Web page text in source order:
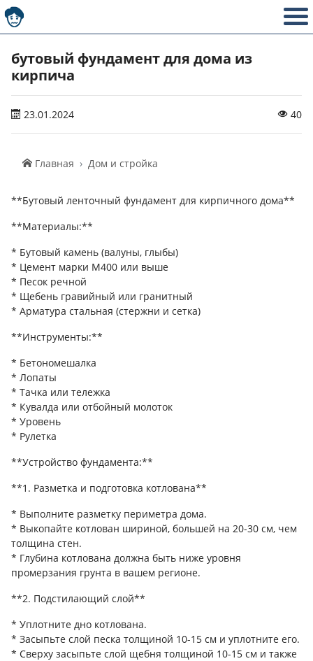
бутовый фундамент для дома из
кирпича
23.01.2024 40
Главная Дом и стройка
**Бутовый ленточный фундамент для кирпичного дома**
**Материалы:**
* Бутовый камень (валуны, глыбы)
* Цемент марки М400 или выше
* Песок речной
* Щебень гравийный или гранитный
* Арматура стальная (стержни и сетка)
**Инструменты:**
* Бетономешалка
* Лопаты
* Тачка или тележка
* Кувалда или отбойный молоток
* Уровень
* Рулетка
**Устройство фундамента:**
**1. Разметка и подготовка котлована**
* Выполните разметку периметра дома.
* Выкопайте котлован шириной, большей на 20-30 см, чем
толщина стен.
* Глубина котлована должна быть ниже уровня
промерзания грунта в вашем регионе.
**2. Подстилающий слой**
* Уплотните дно котлована.
* Засыпьте слой песка толщиной 10-15 см и уплотните его.
* Сверху засыпьте слой щебня толщиной 10-15 см и также